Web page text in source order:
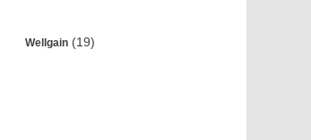
Wellgain (19)